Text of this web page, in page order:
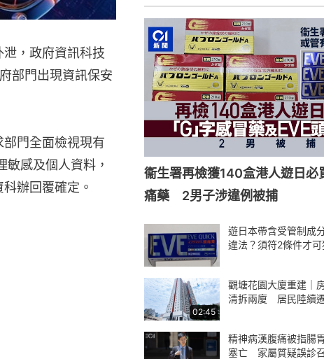
泄，政府資訊科技
部門出現資訊保安
門全面檢視現有
感及個人資料，
辦回覆確定。
衞生署再檢獲140盒港人遊日必
痛藥 2男子涉違例被捕
遊日本帶含受管制成
違法？須符2條件才可
02:45
觀塘花園大廈重建｜
清拆兩廈 居民陸續
精神病漢腹痛被指腸
塞亡 家屬質疑誤診